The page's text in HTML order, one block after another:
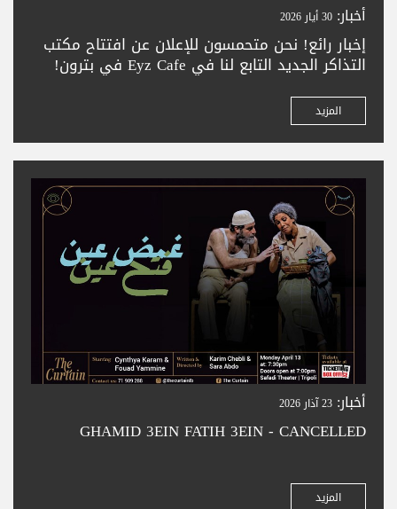
أخبار: 30 أيار 2026
إخبار رائع! نحن متحمسون للإعلان عن افتتاح مكتب
التذاكر الجديد التابع لنا في Eyz Cafe في بترون!
زورونا لشراء تذاكركم بسهولة في المدينة الجميلة
بترون. تعالوا واستمتعوا بحجز تذاكر سلس —
ونتطلع لخدمتكم
المزيد
أخبار: 23 آذار 2026
GHAMID 3EIN FATIH 3EIN - CANCELLED
المزيد